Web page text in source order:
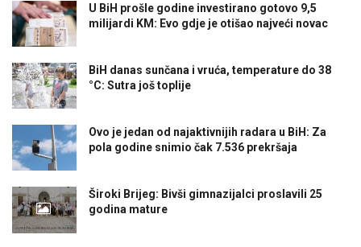
U BiH prošle godine investirano gotovo 9,5
milijardi KM: Evo gdje je otišao najveći novac
BiH danas sunčana i vruća, temperature do 38
°C: Sutra još toplije
Ovo je jedan od najaktivnijih radara u BiH: Za
pola godine snimio čak 7.536 prekršaja
Široki Brijeg: Bivši gimnazijalci proslavili 25
godina mature